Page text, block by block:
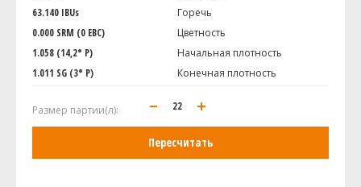
63.140 IBUs
Горечь
0.000 SRM (0 EBC)
Цветность
1.058 (14,2° P)
Начальная плотность
1.011 SG (3° P)
Конечная плотность
Размер партии(л):
Пересчитать